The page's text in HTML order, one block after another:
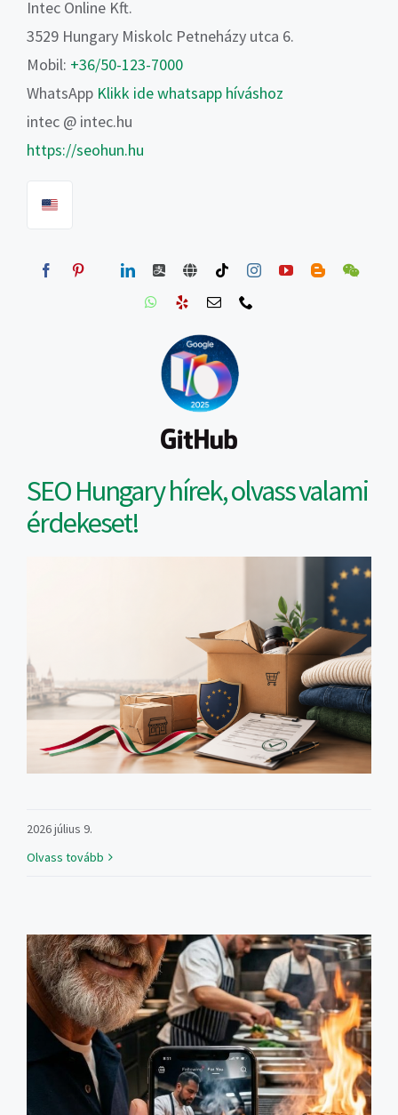
Intec Online Kft.
3529 Hungary Miskolc Petneházy utca 6.
Mobil: +36/50-123-7000
WhatsApp Klikk ide whatsapp híváshoz
intec @ intec.hu
https://seohun.hu
SEO Hungary hírek, olvass valami
érdekeset!
2026 július 9.
Olvass tovább